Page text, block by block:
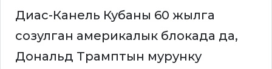
Диас-Канель Кубаны 60 жылга
созулган америкалык блокада да,
Дональд Трамптын мурунку